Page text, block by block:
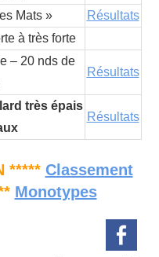
Mats »
Résultats
à très forte
– 20 nds de
Résultats
très épais
Résultats
***** Classement
Monotypes